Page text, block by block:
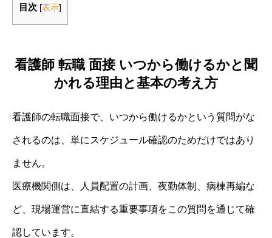
目次 [表示]
看護師 転職 面接 いつから働けるかと聞
かれる理由と基本の考え方
看護師の転職面接で、いつから働けるかという質問がな
されるのは、単にスケジュール確認のためだけではあり
ません。
医療機関側は、人員配置の計画、夜勤体制、病棟再編な
ど、現場運営に直結する重要事項をこの質問を通じて確
認しています。